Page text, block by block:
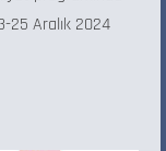
25 Aralık 2024